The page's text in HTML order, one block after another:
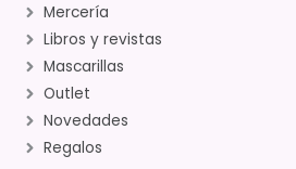
Mercería
Libros y revistas
Mascarillas
Outlet
Novedades
Regalos